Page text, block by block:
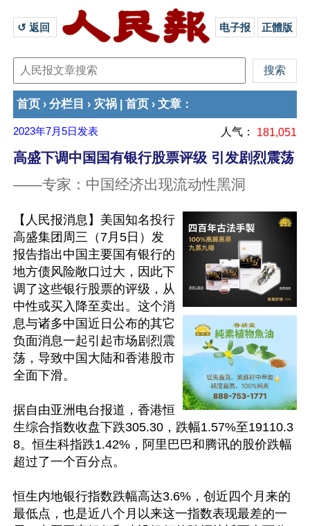
↺ 返回 电子报 正體版
首页 › 分栏目 › 灾祸 首页 › 文章 ：
2023年7月5日 发表 人气： 181,051
高盛下调中国国有银行股票评级 引发剧烈震荡
——专家：中国经济出现流动性黑洞
【人民报消息】美国知名投行
高盛集团周三（7月5日）发
报告指出中国主要国有银行的
地方债风险敞口过大，因此下
调了这些银行股票的评级，从
中性或买入降至卖出。这个消
息与诸多中国近日公布的其它
负面消息一起引起市场剧烈震
荡，导致中国大陆和香港股市
全面下滑。
据自由亚洲电台报道，香港恒
生综合指数收盘下跌305.30，跌幅1.57%至19110.3
8。恒生科指跌1.42%，阿里巴巴和腾讯的股价跌幅
超过了一个百分点。
恒生内地银行指数跌幅高达3.6%，创近四个月来的
最低点，也是近八个月以来这一指数表现最差的一